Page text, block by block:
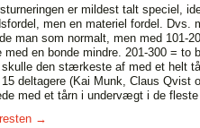
er mildest talt speciel,
men en materiel fordel. Dvs.
man som normalt, men med 101-
med en bonde mindre. 201-300 = to
den stærkeste af med et helt
deltagere (Kai Munk, Claus Qvist
med et tårn i undervægt i de fleste
→